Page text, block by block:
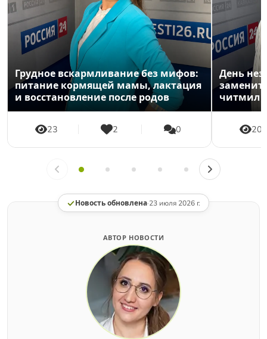
Грудное вскармливание без мифов:
питание кормящей мамы, лактация
и восстановление после родов
23 2 0
День
читмил
20
Новость обновлена·23 июля 2026 г.
АВТОР НОВОСТИ